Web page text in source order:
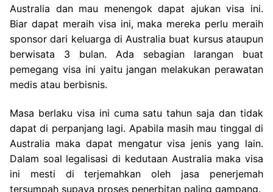
Australia dan mau menengok dapat ajukan visa ini.
Biar dapat meraih visa ini, maka mereka perlu meraih
sponsor dari keluarga di Australia buat kursus ataupun
berwisata 3 bulan. Ada sebagian larangan buat
pemegang visa ini yaitu jangan melakukan perawatan
medis atau berbisnis.
Masa berlaku visa ini cuma satu tahun saja dan tidak
dapat di perpanjang lagi. Apabila masih mau tinggal di
Australia maka dapat mengatur visa jenis yang lain.
Dalam soal legalisasi di kedutaan Australia maka visa
ini mesti di terjemahkan oleh jasa penerjemah
tersumpah supaya proses penerbitan paling gampang.